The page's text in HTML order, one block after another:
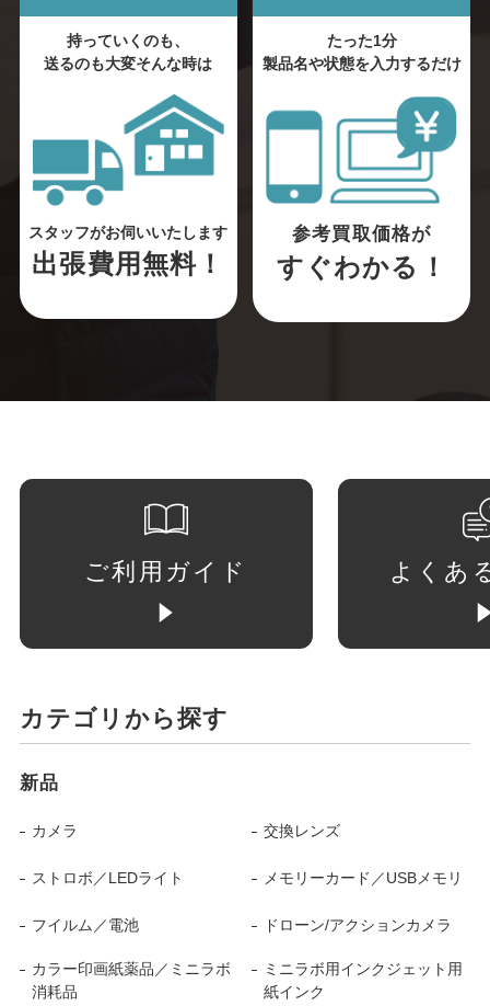
持っていくのも、
送るのも大変そんな時は
スタッフがお伺いいたします
出張費用無料！
たった1分
製品名や状態を入力するだけ
参考買取価格が
すぐわかる！
ご利用ガイド よくあ
カテゴリから探す
新品
カメラ 交換レンズ
ストロボ／LEDライト メモリーカード／USBメモリ
フイルム／電池 ドローン/アクションカメラ
カラー印画紙薬品／ミニラボ
消耗品
ミニラボ用インクジェット用
紙インク